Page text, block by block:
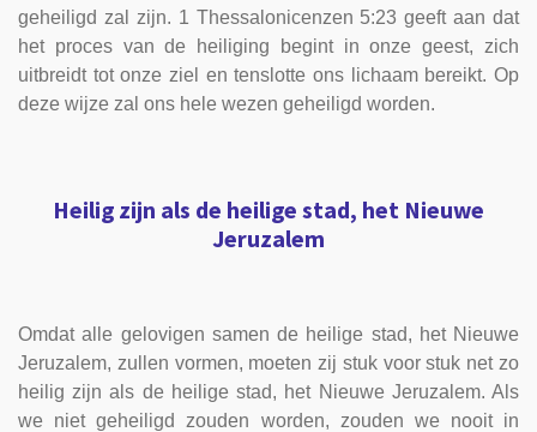
geheiligd zal zijn. 1 Thessalonicenzen 5:23 geeft aan dat
het proces van de heiliging begint in onze geest, zich
uitbreidt tot onze ziel en tenslotte ons lichaam bereikt. Op
deze wijze zal ons hele wezen geheiligd worden.
Heilig zijn als de heilige stad, het Nieuwe
Jeruzalem
Omdat alle gelovigen samen de heilige stad, het Nieuwe
Jeruzalem, zullen vormen, moeten zij stuk voor stuk net zo
heilig zijn als de heilige stad, het Nieuwe Jeruzalem. Als
we niet geheiligd zouden worden, zouden we nooit in